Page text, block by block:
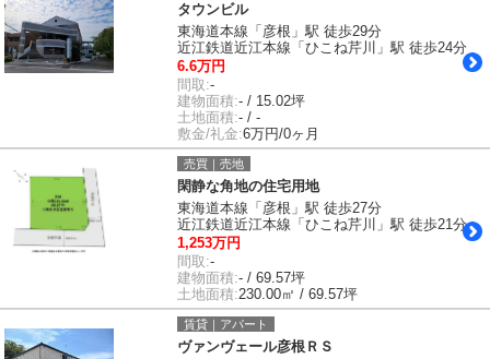
タウンビル
東海道本線「彦根」駅 徒歩29分
近江鉄道近江本線「ひこね芹川」駅 徒歩24分
6.6万円
間取:-
建物面積:- / 15.02坪
土地面積:- / -
敷金/礼金:6万円/0ヶ月
売買｜売地
閑静な角地の住宅用地
東海道本線「彦根」駅 徒歩27分
近江鉄道近江本線「ひこね芹川」駅 徒歩21分
1,253万円
間取:-
建物面積:- / 69.57坪
土地面積:230.00㎡ / 69.57坪
賃貸｜アパート
ヴァンヴェール彦根ＲＳ